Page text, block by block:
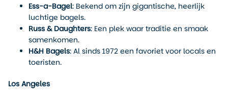
Ess-a-Bagel: Bekend om zijn gigantische, heerlijk
luchtige bagels.
Russ & Daughters: Een plek waar traditie en smaak
samenkomen.
H&H Bagels: Al sinds 1972 een favoriet voor locals en
toeristen.
Los Angeles